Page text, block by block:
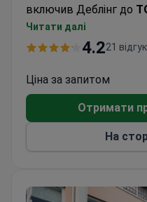
включив Деблінг до
лікарень світу
Медичний центр
гастроентерології та
Щорічно тут
з Австрії та
Читати далі
4.221 відгук
Ціна за запитом
Отримати
На